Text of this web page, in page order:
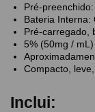
Pré-preenchido:
Bateria Interna:
Pré-carregado,
5% (50mg /
Compacto,
Inclui: